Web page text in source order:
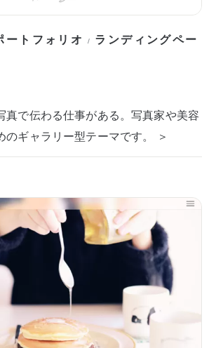
ートフォリオ / ランディングペー
真で伝わる仕事がある。写真家や美容
のギャラリー型テーマです。 ＞